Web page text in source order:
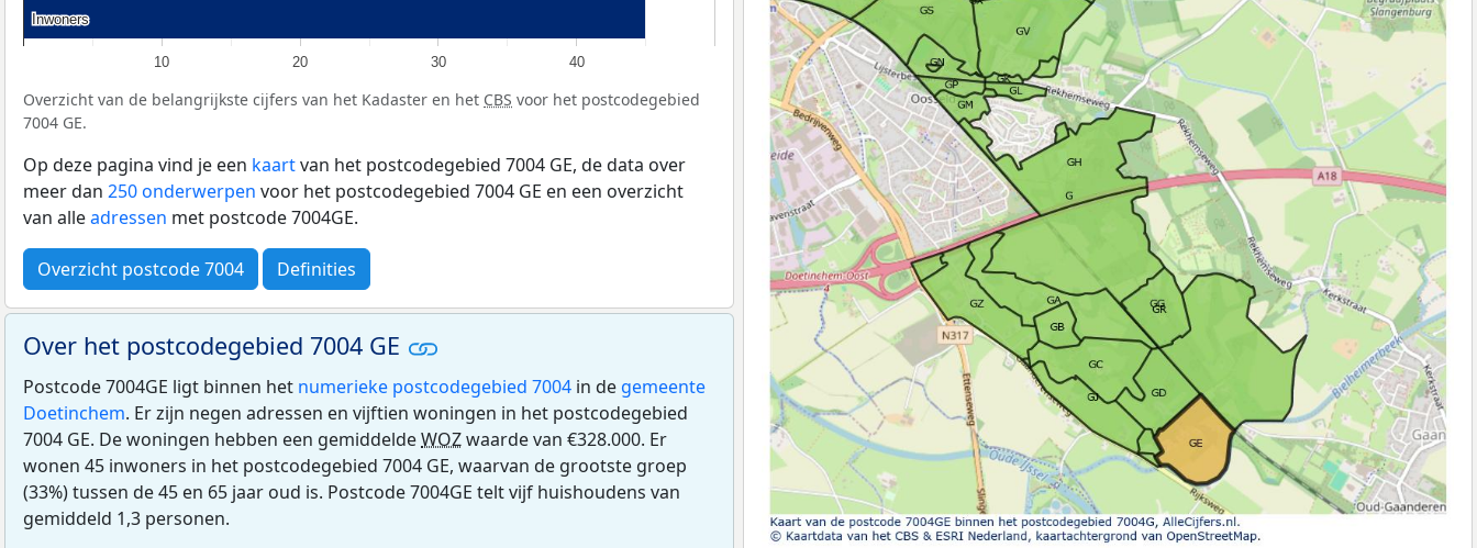
10 20 30 40
Inwoners
Inwoners
Overzicht van de belangrijkste cijfers van het Kadaster en het CBS voor het postcodegebied
7004 GE.
Op deze pagina vind je een kaartvan het postcodegebied 7004 GE, de data over
meer dan 250 onderwerpen voor het postcodegebied 7004 GE en een overzicht
van alleadressen met postcode 7004GE.
Overzicht postcode 7004 Definities
Over het postcodegebied 7004 GE
Postcode 7004GE ligt binnen het numerieke postcodegebied 7004 in de gemeente
Doetinchem. Er zijn negen adressen en vijftien woningen in het postcodegebied
7004 GE. De woningen hebben een gemiddeldeWOZwaarde van €328.000. Er
wonen 45 inwoners in het postcodegebied 7004 GE, waarvan de grootste groep
(33%) tussen de 45 en 65 jaar oud is. Postcode 7004GE telt vijf huishoudens van
gemiddeld 1,3 personen.